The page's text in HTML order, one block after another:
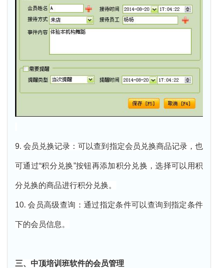
9. 会员兑换记录：可以查到指定会员兑换商品记录，也
可通过“积分兑换”按钮再添加积分兑换，选择可以用积
分兑换的商品进行积分兑换。
10. 会员高级查询：通过指定条件可以查询到指定条件
下的会员信息。
三、中顶培训班软件的会员管理